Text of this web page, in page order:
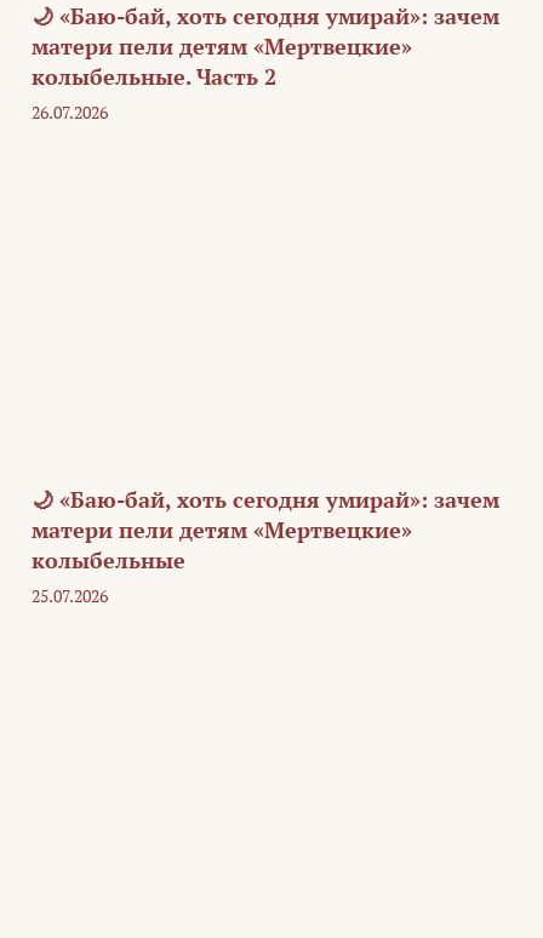
🌙 «Баю-бай, хоть сегодня умирай»: зачем
матери пели детям «Мертвецкие»
колыбельные. Часть 2
26.07.2026
🌙 «Баю-бай, хоть сегодня умирай»: зачем
матери пели детям «Мертвецкие»
колыбельные
25.07.2026